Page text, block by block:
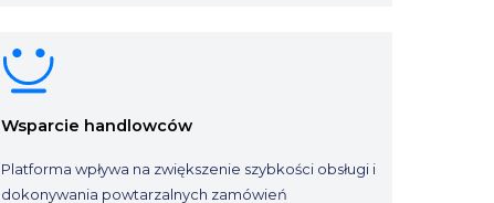
Wsparcie handlowców
Platforma wpływa na zwiększenie szybkości obsługi i
dokonywania powtarzalnych zamówień